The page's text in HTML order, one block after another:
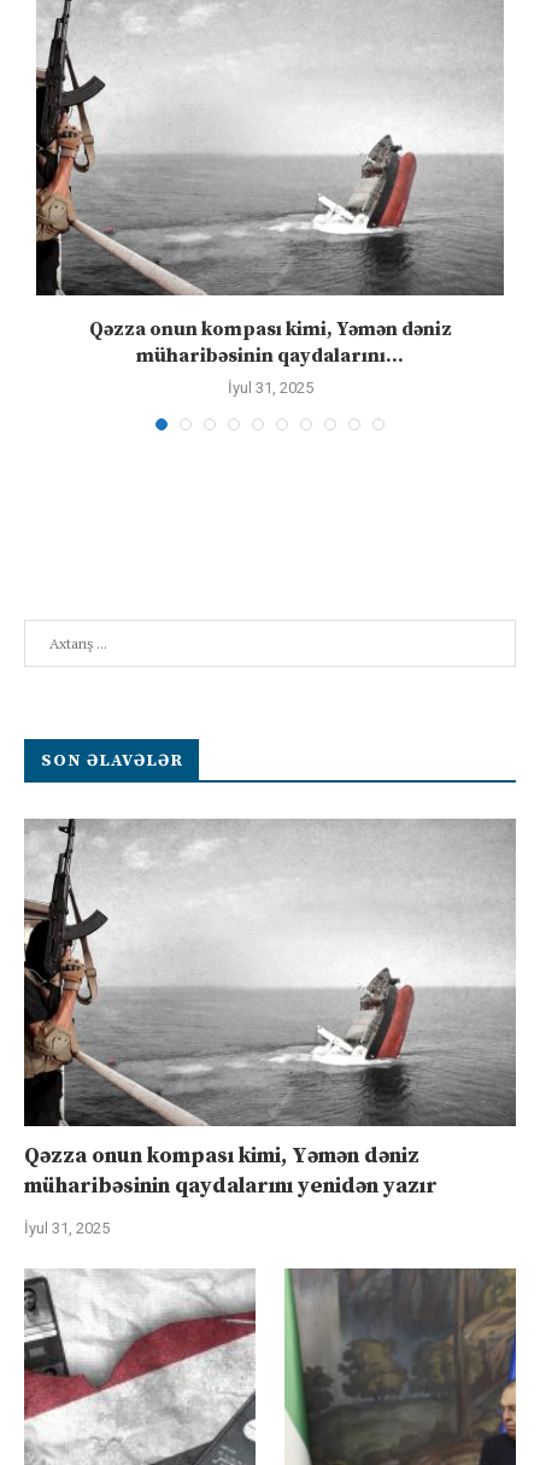
Qəzza onun kompası kimi, Yəmən dəniz
müharibəsinin qaydalarını...
İyul 31, 2025
SON ƏLAVƏLƏR
Qəzza onun kompası kimi, Yəmən dəniz
müharibəsinin qaydalarını yenidən yazır
İyul 31, 2025